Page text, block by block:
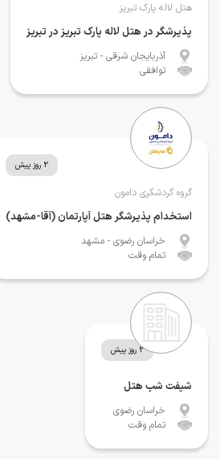
هتل لاله پارک تبریز
پذیرشگر در هتل لاله پارک تبریز در تبریز
آذربایجان شرقی - تبریز
توافقی
2 روز پیش
گروه گردشگری دامون
استخدام پذیرشگر هتل آپارتمان (آقا-مشهد)
خراسان رضوی - مشهد
تمام وقت
2 روز پیش
شیفت شب هتل
خراسان رضوی
تمام وقت